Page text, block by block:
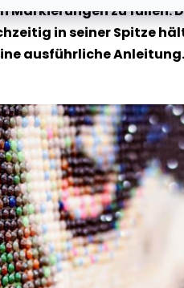
zu füllen.
in seiner Spitze
ausführliche